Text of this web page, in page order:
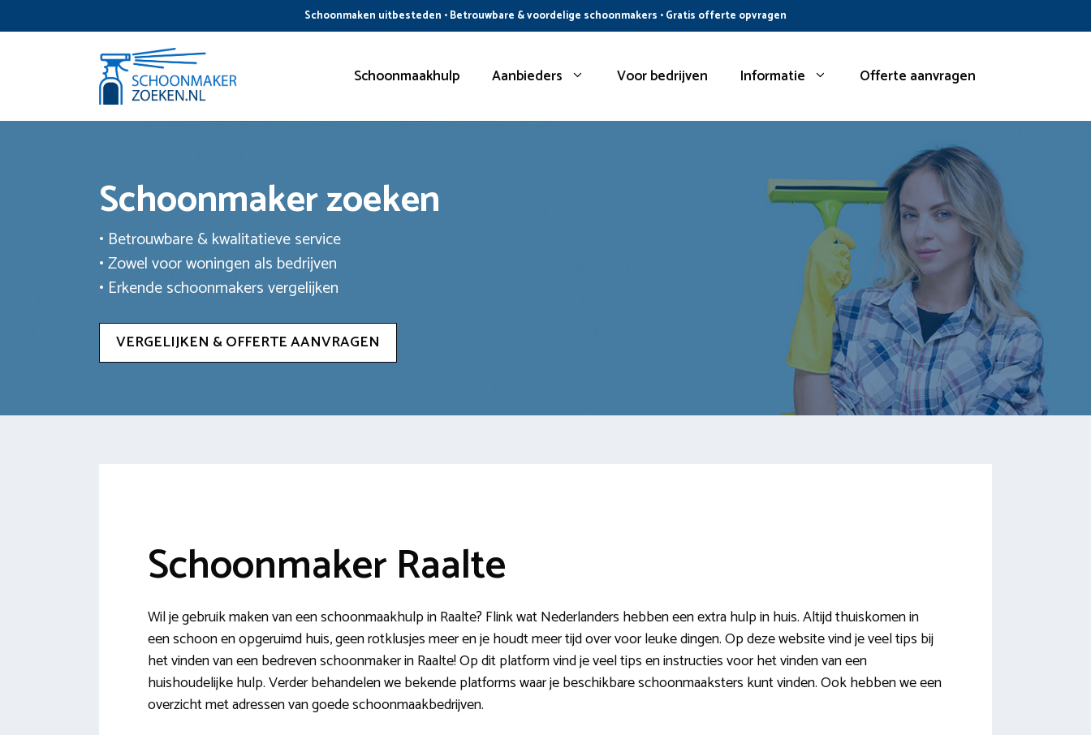
naar
Schoonmaken uitbesteden • Betrouwbare & voordelige schoonmakers • Gratis offerte opvragen
Schoonmaakhulp Aanbieders Voor bedrijven Informatie Offerte aanvragen
Schoonmaker zoeken
• Betrouwbare & kwalitatieve service
• Zowel voor woningen als bedrijven
• Erkende schoonmakers vergelijken
VERGELIJKEN & OFFERTE AANVRAGEN
Schoonmaker Raalte
Wil je gebruik maken van een schoonmaakhulp in Raalte? Flink wat Nederlanders hebben een extra hulp in huis. Altijd thuiskomen in
een schoon en opgeruimd huis, geen rotklusjes meer en je houdt meer tijd over voor leuke dingen. Op deze website vind je veel tips bij
het vinden van een bedreven schoonmaker in Raalte! Op dit platform vind je veel tips en instructies voor het vinden van een
huishoudelijke hulp. Verder behandelen we bekende platforms waar je beschikbare schoonmaaksters kunt vinden. Ook hebben we een
overzicht met adressen van goede schoonmaakbedrijven.